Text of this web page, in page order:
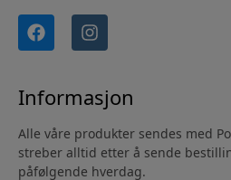
Informasjon
Alle våre produkter sendes med
streber alltid etter å sende
påfølgende hverdag.